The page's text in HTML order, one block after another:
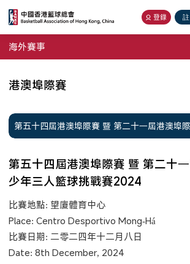
登錄
海外賽事
港澳埠際賽
第五十四屆港澳埠際賽 暨 第二十一屆港澳埠
第五十四屆港澳埠際賽 暨 第二十
少年三人籃球挑戰賽2024
比賽地點: 望廈體育中心
Place: Centro Desportivo Mong-Há
比賽日期: 二零二四年十二月八日
Date: 8th December, 2024